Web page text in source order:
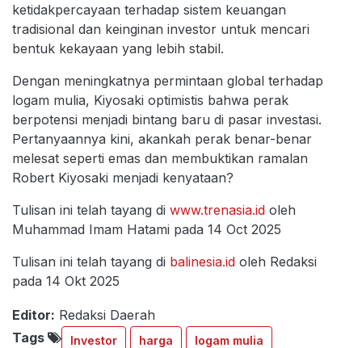
ketidakpercayaan terhadap sistem keuangan
tradisional dan keinginan investor untuk mencari
bentuk kekayaan yang lebih stabil.
Dengan meningkatnya permintaan global terhadap
logam mulia, Kiyosaki optimistis bahwa perak
berpotensi menjadi bintang baru di pasar investasi.
Pertanyaannya kini, akankah perak benar-benar
melesat seperti emas dan membuktikan ramalan
Robert Kiyosaki menjadi kenyataan?
Tulisan ini telah tayang di www.trenasia.id oleh
Muhammad Imam Hatami pada 14 Oct 2025
Tulisan ini telah tayang di balinesia.id oleh Redaksi
pada 14 Okt 2025
Editor: Redaksi Daerah
Tags
Investor harga logam mulia